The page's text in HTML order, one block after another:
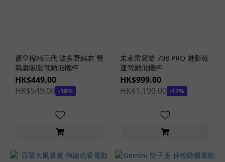
優皇榨精三代 波多野結衣 雙
氣囊吸啜電動飛機杯
HK$449.00
HK$549.00 -18%
未來雷霆艙 708 PRO 魅影激
速電動飛機杯
HK$999.00
HK$1,199.00 -17%